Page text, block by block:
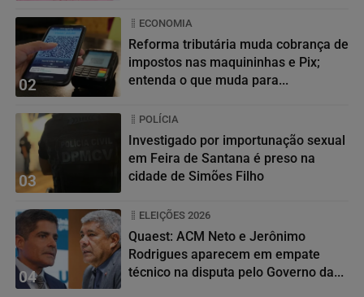
02
ECONOMIA
Reforma tributária muda cobrança de
impostos nas maquininhas e Pix;
entenda o que muda para...
03
POLÍCIA
Investigado por importunação sexual
em Feira de Santana é preso na
cidade de Simões Filho
04
ELEIÇÕES 2026
Quaest: ACM Neto e Jerônimo
Rodrigues aparecem em empate
técnico na disputa pelo Governo da...